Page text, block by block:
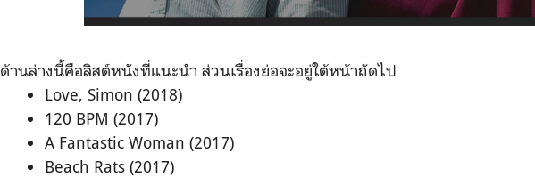
ด้านล่างนี้คือลิสต์หนังที่แนะนำ ส่วนเรื่องย่อจะอยู่ใต้หน้าถัดไป
Love, Simon (2018)
120 BPM (2017)
A Fantastic Woman (2017)
Beach Rats (2017)